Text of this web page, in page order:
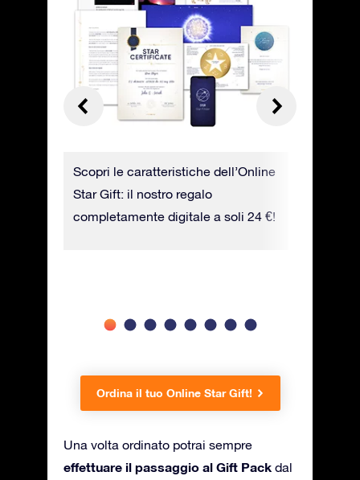
Scopri le caratteristiche dell’Online
Star Gift: il nostro regalo
completamente digitale a soli 24 €!
Ordina il tuo Online Star Gift!
Una volta ordinato potrai sempre
effettuare il passaggio al Gift Pack dal